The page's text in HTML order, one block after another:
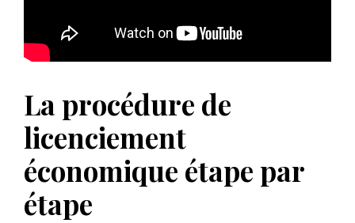
La procédure de
licenciement
économique étape par
étape